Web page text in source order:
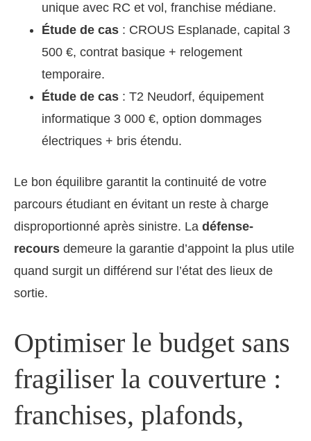
unique avec RC et vol, franchise médiane.
Étude de cas : CROUS Esplanade, capital 3
500 €, contrat basique + relogement
temporaire.
Étude de cas : T2 Neudorf, équipement
informatique 3 000 €, option dommages
électriques + bris étendu.
Le bon équilibre garantit la continuité de votre
parcours étudiant en évitant un reste à charge
disproportionné après sinistre. La défense-
recours demeure la garantie d’appoint la plus utile
quand surgit un différend sur l’état des lieux de
sortie.
Optimiser le budget sans
fragiliser la couverture :
franchises, plafonds,